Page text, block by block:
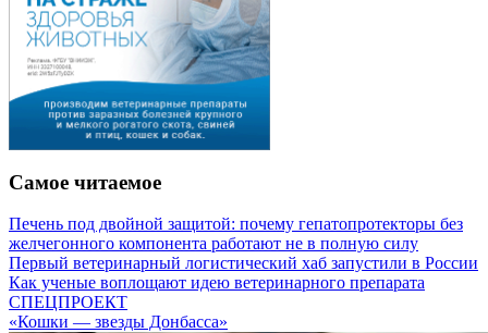
Самое читаемое
Печень под двойной защитой: почему гепатопротекторы без
желчегонного компонента работают не в полную силу
Первый ветеринарный логистический хаб запустили в России
Как ученые воплощают идею ветеринарного препарата
СПЕЦПРОЕКТ
«Кошки — звезды Донбасса»